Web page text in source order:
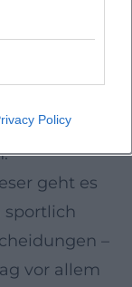
Policy
SV
Aus
gegen die
geht es
sportlich
–
vor allem